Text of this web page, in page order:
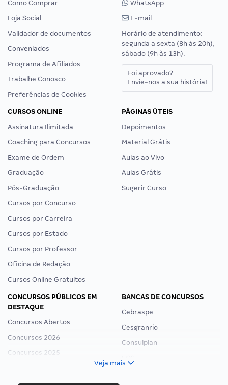
Como Comprar
Loja Social
Validador de documentos
Conveniados
Programa de Afiliados
Trabalhe Conosco
Preferências de Cookies
WhatsApp
E-mail
Horário de atendimento:
segunda a sexta (8h às 20h),
sábado (9h às 13h).
Foi aprovado?
Envie-nos a sua história!
CURSOS ONLINE
Assinatura Ilimitada
Coaching para Concursos
Exame de Ordem
Graduação
Pós-Graduação
Cursos por Concurso
Cursos por Carreira
Cursos por Estado
Cursos por Professor
Oficina de Redação
Cursos Online Gratuitos
PÁGINAS ÚTEIS
Depoimentos
Material Grátis
Aulas ao Vivo
Aulas Grátis
Sugerir Curso
CONCURSOS PÚBLICOS EM
DESTAQUE
Concursos Abertos
Concursos 2026
Concursos 2025
Concurso Ibama
BANCAS DE CONCURSOS
Cebraspe
Cesgranrio
Consulplan
Veja mais